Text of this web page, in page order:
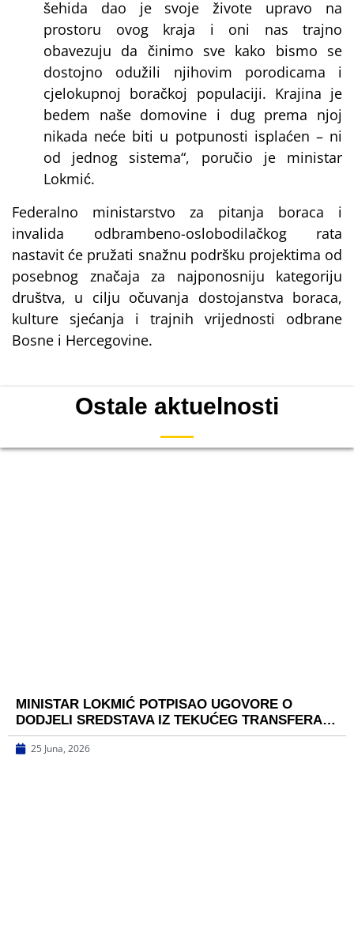
šehida dao je svoje živote upravo na
prostoru ovog kraja i oni nas trajno
obavezuju da činimo sve kako bismo se
dostojno odužili njihovim porodicama i
cjelokupnoj boračkoj populaciji. Krajina je
bedem naše domovine i dug prema njoj
nikada neće biti u potpunosti isplaćen – ni
od jednog sistema“, poručio je ministar
Lokmić.
Federalno ministarstvo za pitanja boraca i
invalida odbrambeno-oslobodilačkog rata
nastavit će pružati snažnu podršku projektima od
posebnog značaja za najponosniju kategoriju
društva, u cilju očuvanja dostojanstva boraca,
kulture sjećanja i trajnih vrijednosti odbrane
Bosne i Hercegovine.
Ostale aktuelnosti
MINISTAR LOKMIĆ POTPISAO UGOVORE O
DODJELI SREDSTAVA IZ TEKUĆEG TRANSFERA…
25 Juna, 2026